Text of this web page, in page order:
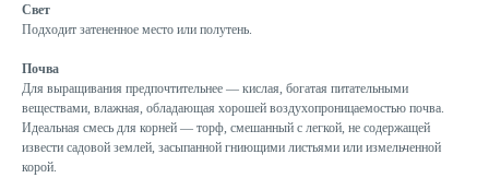
Свет
Подходит затененное место или полутень.
Почва
Для выращивания предпочтительнее — кислая, богатая питательными
веществами, влажная, обладающая хорошей воздухопроницаемостью почва.
Идеальная смесь для корней — торф, смешанный с легкой, не содержащей
извести садовой землей, засыпанной гниющими листьями или измельченной
корой.